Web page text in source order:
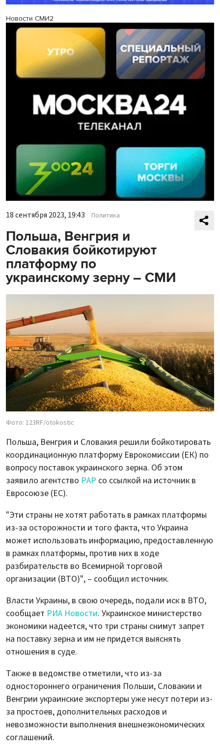
Новости СМИ2
18 сентября 2023, 19:43 Политика
Польша, Венгрия и
Словакия бойкотируют
платформу по
украинскому зерну – СМИ
Фото: 123RF/otokostic
Польша, Венгрия и Словакия решили бойкотировать
координационную платформу Еврокомиссии (ЕК) по
вопросу поставок украинского зерна. Об этом
заявило агентство PAP со ссылкой на источник в
Евросоюзе (ЕС).
"Эти страны не хотят работать в рамках платформы
из-за осторожности и того факта, что Украина
может использовать информацию, предоставленную
в рамках платформы, против них в ходе
разбирательств во Всемирной торговой
организации (ВТО)", – сообщил источник.
Власти Украины, в свою очередь, подали иск в ВТО,
сообщает РИА Новости. Украинское министерство
экономики надеется, что три страны снимут запрет
на поставку зерна и им не придется выяснять
отношения в суде.
Также в ведомстве отметили, что из-за
одностороннего ограничения Польши, Словакии и
Венгрии украинские экспортеры уже несут потери из-
за простоев, дополнительных расходов и
невозможности выполнения внешнеэкономических
соглашений.